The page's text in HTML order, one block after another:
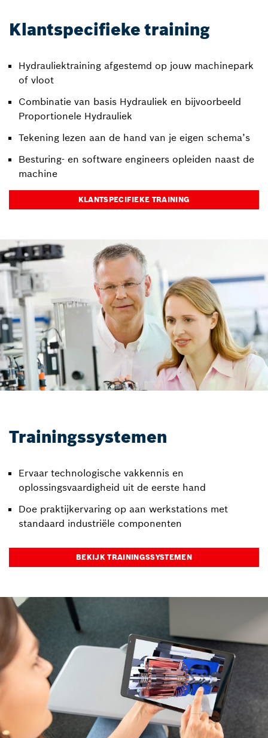
Klantspecifieke training
Hydrauliektraining afgestemd op jouw machinepark
of vloot
Combinatie van basis Hydrauliek en bijvoorbeeld
Proportionele Hydrauliek
Tekening lezen aan de hand van je eigen schema’s
Besturing- en software engineers opleiden naast de
machine
KLANTSPECIFIEKE TRAINING
Trainingssystemen
Ervaar technologische vakkennis en
oplossingsvaardigheid uit de eerste hand
Doe praktijkervaring op aan werkstations met
standaard industriële componenten
BEKIJK TRAININGSSYSTEMEN